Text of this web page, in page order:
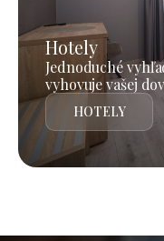
Hotely
Jednoduché
vyhovuje vašej
HOTELY